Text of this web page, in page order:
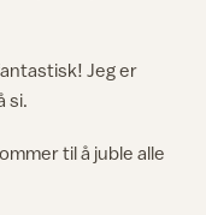
Jeg er
si.
til å juble alle